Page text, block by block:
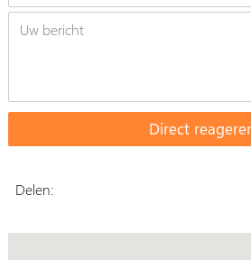
Delen: